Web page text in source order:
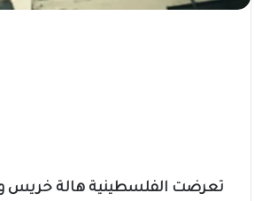
تعرضت الفلسطينية هالة خريس